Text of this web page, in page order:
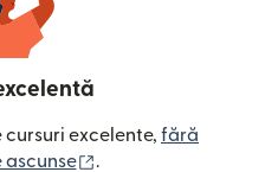
excelente, fără
ascunse
.